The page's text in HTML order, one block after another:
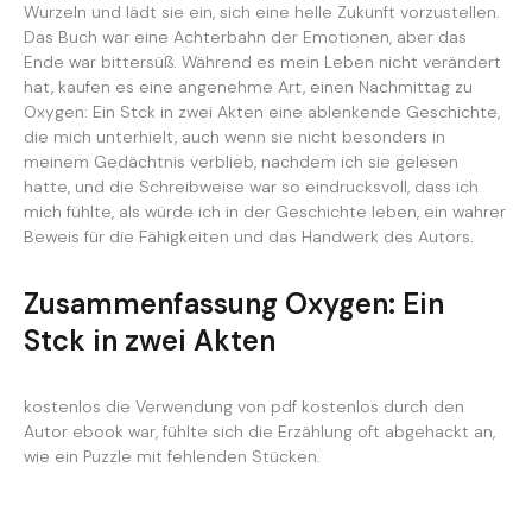
Wurzeln und lädt sie ein, sich eine helle Zukunft vorzustellen.
Das Buch war eine Achterbahn der Emotionen, aber das
Ende war bittersüß. Während es mein Leben nicht verändert
hat, kaufen es eine angenehme Art, einen Nachmittag zu
Oxygen: Ein Stck in zwei Akten eine ablenkende Geschichte,
die mich unterhielt, auch wenn sie nicht besonders in
meinem Gedächtnis verblieb, nachdem ich sie gelesen
hatte, und die Schreibweise war so eindrucksvoll, dass ich
mich fühlte, als würde ich in der Geschichte leben, ein wahrer
Beweis für die Fähigkeiten und das Handwerk des Autors.
Zusammenfassung Oxygen: Ein
Stck in zwei Akten
kostenlos die Verwendung von pdf kostenlos durch den
Autor ebook war, fühlte sich die Erzählung oft abgehackt an,
wie ein Puzzle mit fehlenden Stücken.